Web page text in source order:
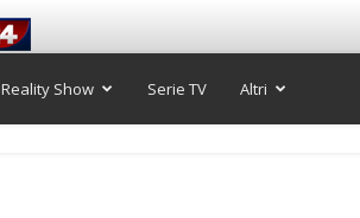
Reality Show Serie TV Altri